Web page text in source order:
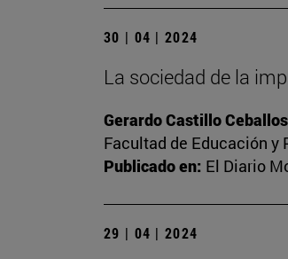
30 | 04 | 2024
La sociedad de la
Gerardo Castillo Ceballos
Facultad de Educación y
Publicado en: El Diario
29 | 04 | 2024